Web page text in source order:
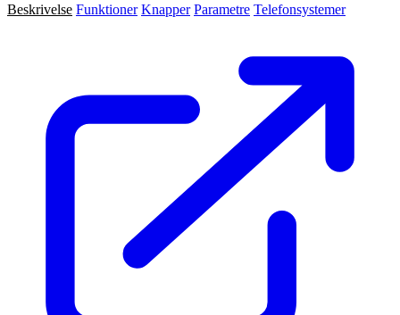
Beskrivelse Funktioner Knapper Parametre Telefonsystemer